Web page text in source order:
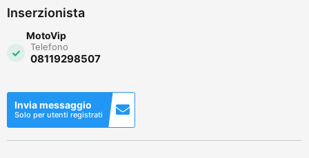
Inserzionista
MotoVip
Telefono
08119298507
Invia messaggio
Solo per utenti registrati